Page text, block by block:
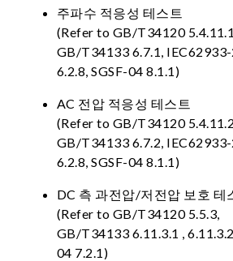
주파수 적응성 테스트
(Refer to GB/T34120
GB/T34133 6.7.1,
6.2.8, SGSF-04 8.1.1)
AC 전압 적응성 테스트
(Refer to GB/T34120
GB/T34133 6.7.2,
6.2.8, SGSF-04 8.1.1)
DC 측 과전압/저전압 보호 테
(Refer to GB/T34120 5.5.3,
GB/T34133 6.11.3.1 ,
04 7.2.1)